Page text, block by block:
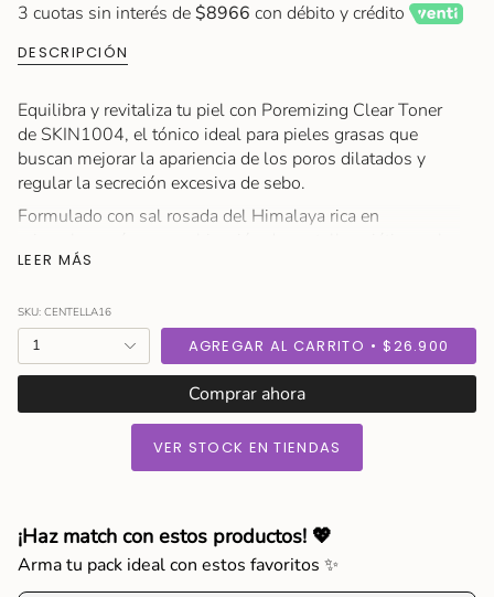
3 cuotas sin interés de$8966 con débito y crédito
DESCRIPCIÓN
Equilibra y revitaliza tu piel con Poremizing Clear Toner
de SKIN1004, el tónico ideal para pieles grasas que
buscan mejorar la apariencia de los poros dilatados y
regular la secreción excesiva de sebo.
Formulado con sal rosada del Himalaya rica en
complejo 4-HA (AHA, BHA, PHA y LHA) realiza una
fresca, suave y luminosa.
¿Listx para refinar tu piel, equilibrar tu rostro y lucir una
piel más clara y radiante?
Ingredientes
Ingredientes clave: Sal rosa del Himalaya, extracto de
centella asiática, AHA, BHA, PHA y LHA.
LEER MÁS
SKU: CENTELLA16
{"in_cart_html"=>"
<span
cart\">
en
el
1 AGREGAR AL CARRITO $26.900
Comprar ahora
VER STOCK EN TIENDAS
¡Haz match con estos productos! 💖
Arma tu pack ideal con estos favoritos ✨